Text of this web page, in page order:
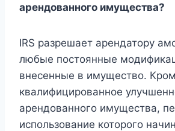
арендованного имущества?
IRS разрешает арендатору
любые постоянные
внесенные в имущество.
квалифицированное
арендованного имущества,
использование которого